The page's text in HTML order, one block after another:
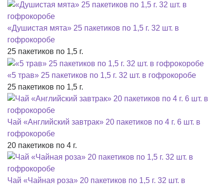
«Душистая мята» 25 пакетиков по 1,5 г. 32 шт. в
гофрокоробе
25 пакетиков по 1,5 г.
«5 трав» 25 пакетиков по 1,5 г. 32 шт. в гофрокоробе
25 пакетиков по 1,5 г.
Чай «Английский завтрак» 20 пакетиков по 4 г. 6 шт. в
гофрокоробе
20 пакетиков по 4 г.
Чай «Чайная роза» 20 пакетиков по 1,5 г. 32 шт. в